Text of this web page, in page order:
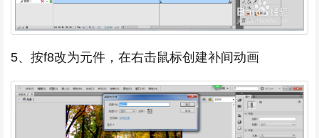
5、按f8改为元件，在右击鼠标创建补间动画